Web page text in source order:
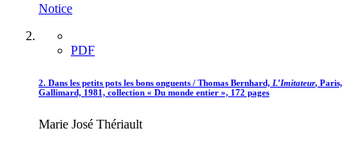
Notice
PDF
2. Dans les petits pots les bons onguents / Thomas Bernhard, L’Imitateur, Paris,
Gallimard, 1981, collection « Du monde entier », 172 pages
Marie José Thériault